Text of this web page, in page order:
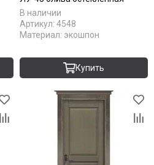
В наличии
Артикул: 4548
Материал: экошпон
Купить